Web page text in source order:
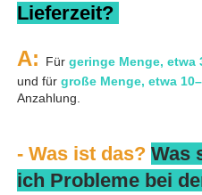
Lieferzeit?
A: Für geringe Menge, etwa
und für große Menge, etwa
Anzahlung.
- Was ist das? Was
ich Probleme bei